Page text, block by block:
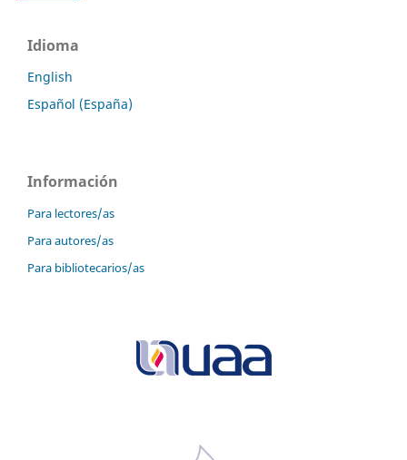
Idioma
English
Español (España)
Información
Para lectores/as
Para autores/as
Para bibliotecarios/as